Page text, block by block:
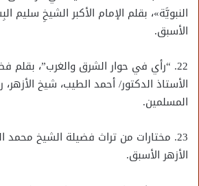
النبويَّة»، بقلم الإمام الأكبر الشيخِ سليم
الأسبق.
22. “رأي في حوار الشرق والغرب”، بقلم
الأستاذ الدكتور/ أحمد الطيب، شيخ
المسلمين.
23. مختارات من تراث فضيلة الشيخ
الأزهر الأسبق.